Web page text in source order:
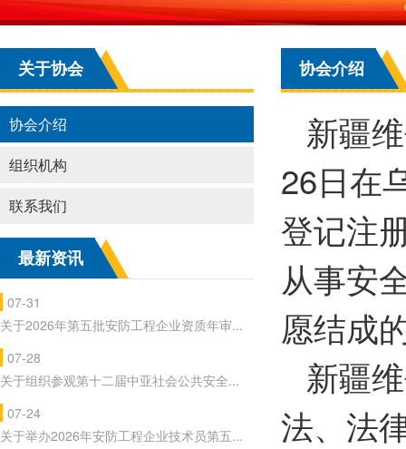
关于协会
协会介绍
组织机构
联系我们
最新资讯
07-31
关于2026年第五批安防工程企业资质年审...
07-28
关于组织参观第十二届中亚社会公共安全...
07-24
关于举办2026年安防工程企业技术员第五...
协会介绍
新疆
26日在
登记注
从事安
愿结成
新疆
法、法